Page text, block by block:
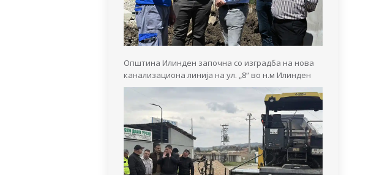
Општина Илинден започна со изградба на нова
канализациона линија на ул. „8“ во н.м Илинден